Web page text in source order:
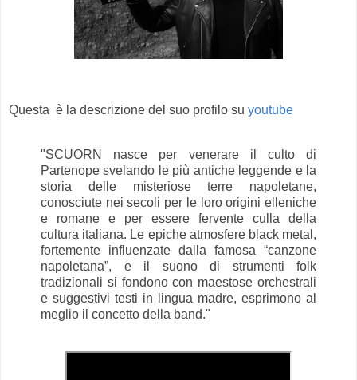
Questa è la descrizione del suo profilo su youtube
"SCUORN nasce per venerare il culto di
Partenope svelando le più antiche leggende e la
storia delle misteriose terre napoletane,
conosciute nei secoli per le loro origini elleniche
e romane e per essere fervente culla della
cultura italiana. Le epiche atmosfere black metal,
fortemente influenzate dalla famosa “canzone
napoletana”, e il suono di strumenti folk
tradizionali si fondono con maestose orchestrali
e suggestivi testi in lingua madre, esprimono al
meglio il concetto della band."